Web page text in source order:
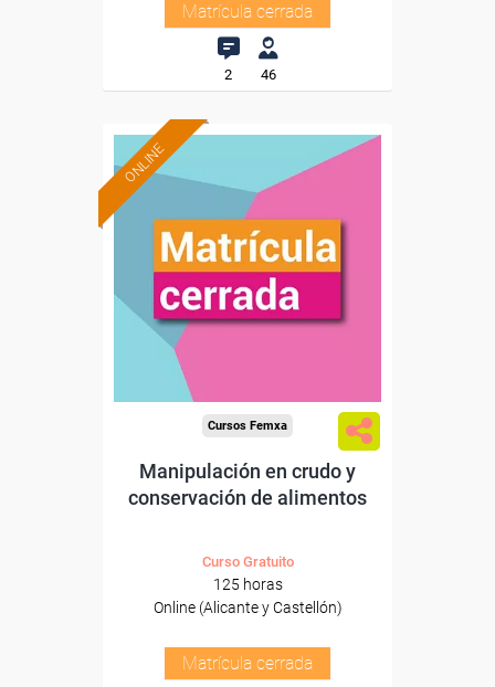
Matrícula cerrada
2 46
ONLINE
Cursos Femxa
Manipulación en crudo y
conservación de alimentos
Curso Gratuito
125 horas
Online (Alicante y Castellón)
Matrícula cerrada